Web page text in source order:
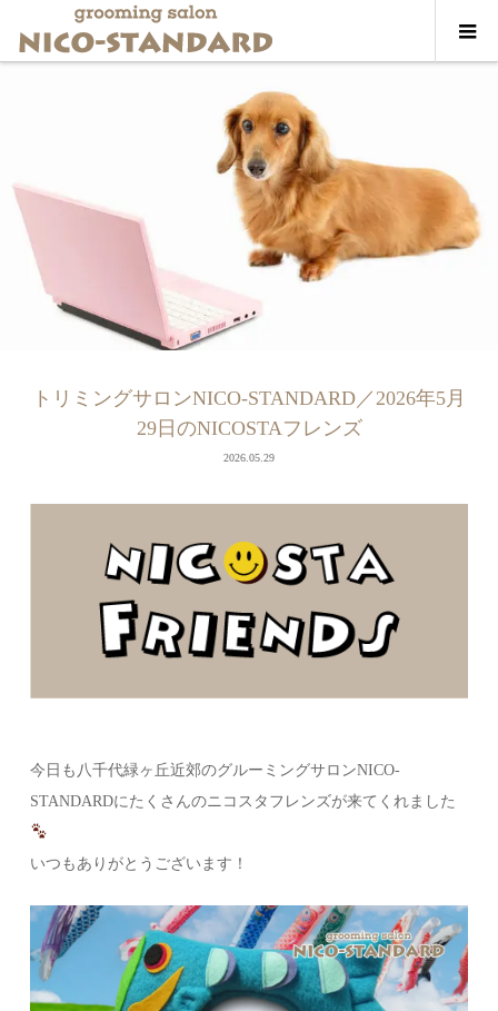
トリミングサロンNICO-STANDARD／2026年5月
29日のNICOSTAフレンズ
2026.05.29
今日も八千代緑ヶ丘近郊のグルーミングサロンNICO-
STANDARDにたくさんのニコスタフレンズが来てくれました
いつもありがとうございます！